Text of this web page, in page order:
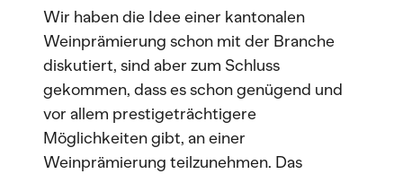
Wir haben die Idee einer kantonalen
Weinprämierung schon mit der Branche
diskutiert, sind aber zum Schluss
gekommen, dass es schon genügend und
vor allem prestigeträchtigere
Möglichkeiten gibt, an einer
Weinprämierung teilzunehmen. Das